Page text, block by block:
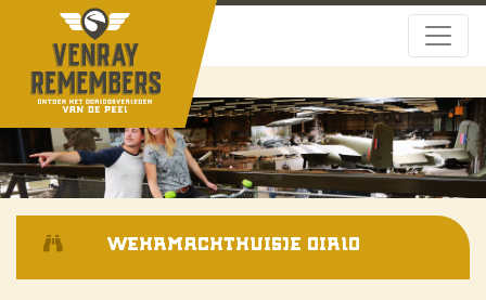
Wehrmachthuisje Oirlo